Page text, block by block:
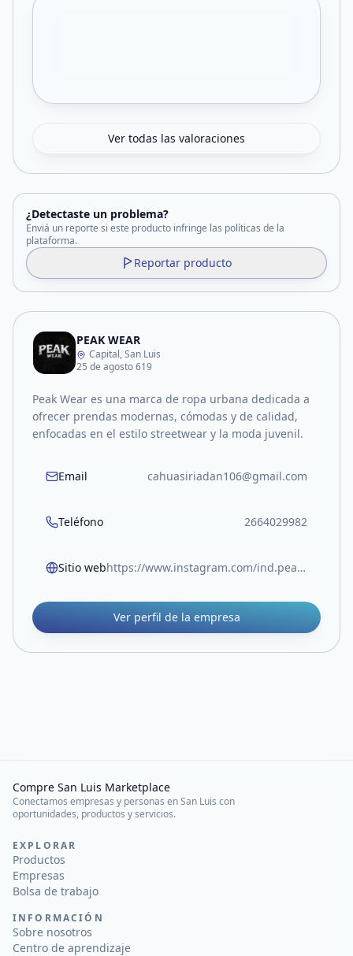
Ver todas las valoraciones
¿Detectaste un problema?
Enviá un reporte si este producto infringe las políticas de la
plataforma.
Reportar producto
PEAK WEAR
Capital, San Luis
25 de agosto 619
Peak Wear es una marca de ropa urbana dedicada a
ofrecer prendas modernas, cómodas y de calidad,
enfocadas en el estilo streetwear y la moda juvenil.
Email cahuasiriadan106@gmail.com
Teléfono 2664029982
Sitio web https://www.instagram.com/ind.peak?utm_source=ig_web_button_share_sheet&igsh=ZDNlZDc0MzIxNw==
Ver perfil de la empresa
Compre San Luis Marketplace
Conectamos empresas y personas en San Luis con
oportunidades, productos y servicios.
EXPLORAR
Productos
Empresas
Bolsa de trabajo
INFORMACIÓN
Sobre nosotros
Centro de aprendizaje